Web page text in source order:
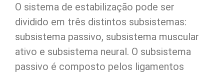
O sistema de estabilização pode ser
dividido em três distintos subsistemas:
subsistema passivo, subsistema muscular
ativo e subsistema neural. O subsistema
passivo é composto pelos ligamentos